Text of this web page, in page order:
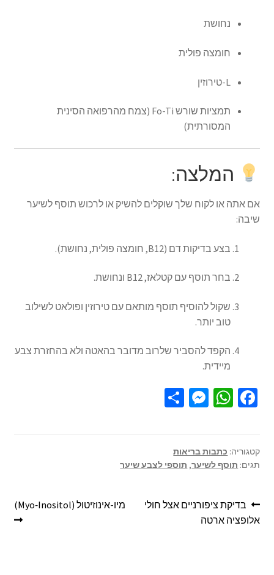
נחושת
חומצה פולית
L-טירוזין
תמציות שורש Fo-Ti (צמח מהרפואה הסינית
המסורתית)
המלצה:
אם אתה או לקוח שלך שוקלים להשיק או לרכוש תוסף לשיער
שיבה:
בצע בדיקות דם (B12, חומצה פולית, נחושת).
בחר תוסף עם קטלאז, B12 ונחושת.
שקול להוסיף תוסף מותאם עם טירוזין ופולאט לשילוב
טוב יותר.
הקפד להסביר שלרוב מדובר בהאטה ולא בהחזרת צבע
מיידית.
Fa
o
o
k
W
sA
p
p
M
n
ge
r
S
e
קטגוריה: כתבות בריאות
תגים: תוסף לשיער, תוספי לצבע שיער
בדיקת ציפורניים אצל חולי
אלופציה ארטה
מיו-אינוזיטול (Myo‑Inositol)